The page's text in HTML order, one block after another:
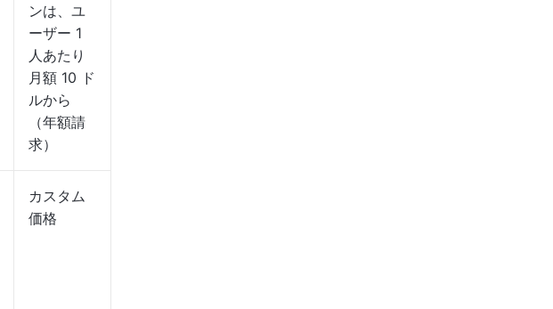
ンは、ユ
ーザー 1
人あたり
月額 10 ド
ルから
（年額請
求）
カスタム
価格